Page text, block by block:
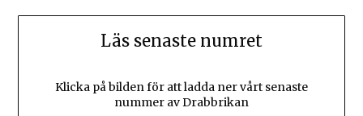
Läs senaste numret
Klicka på bilden för att ladda ner vårt senaste
nummer av Drabbrikan